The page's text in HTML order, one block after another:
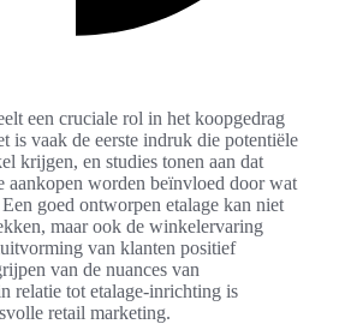
een cruciale rol in het koopgedrag
is vaak de eerste indruk die potentiële
krijgen, en studies tonen aan dat
aankopen worden beïnvloed door wat
goed ontworpen etalage kan niet
maar ook de winkelervaring
van klanten positief
van de nuances van
relatie tot etalage-inrichting is
retail marketing.